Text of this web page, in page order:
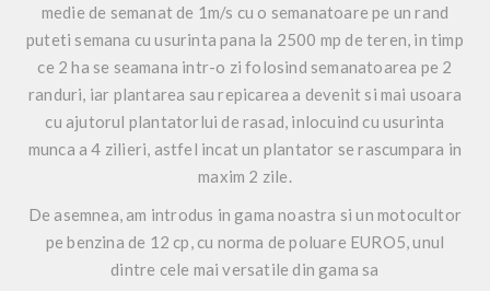
medie de semanat de 1m/s cu o semanatoare pe un rand
puteti semana cu usurinta pana la 2500 mp de teren, in timp
ce 2 ha se seamana intr-o zi folosind semanatoarea pe 2
randuri, iar plantarea sau repicarea a devenit si mai usoara
cu ajutorul plantatorlui de rasad, inlocuind cu usurinta
munca a 4 zilieri, astfel incat un plantator se rascumpara in
maxim 2 zile.
De asemnea, am introdus in gama noastra si un motocultor
pe benzina de 12 cp, cu norma de poluare EURO5, unul
dintre cele mai versatile din gama sa